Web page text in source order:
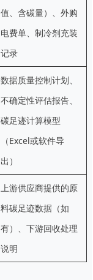
值、含碳量）、外购
电费单、制冷剂充装
记录
数据质量控制计划、
不确定性评估报告、
碳足迹计算模型
（Excel或软件导
出）
上游供应商提供的原
料碳足迹数据（如
有）、下游回收处理
说明